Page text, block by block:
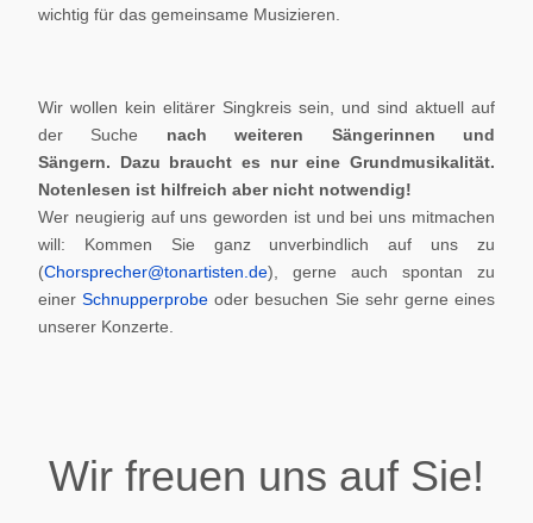
wichtig für das gemeinsame Musizieren.
Wir wollen kein elitärer Singkreis sein, und sind aktuell auf
der Suche nach weiteren Sängerinnen und
Sängern. Dazu braucht es nur eine Grundmusikalität.
Notenlesen ist hilfreich aber nicht notwendig!
Wer neugierig auf uns geworden ist und bei uns mitmachen
will: Kommen Sie ganz unverbindlich auf uns zu
(Chorsprecher@tonartisten.de), gerne auch spontan zu
einerSchnupperprobe oder besuchen Sie sehr gerne eines
unserer Konzerte.
Wir freuen uns auf Sie!